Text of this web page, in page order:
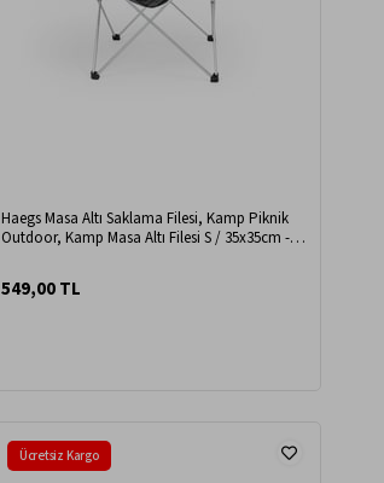
Haegs Masa Altı Saklama Filesi, Kamp Piknik
Outdoor, Kamp Masa Altı Filesi S / 35x35cm -
549,00 TL
Ücretsiz Kargo